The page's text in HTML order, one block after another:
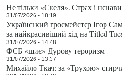
Не тільки «Скеля». Страх і
31/07/2026 - 18:19
Український гросмейстер Ігор
за найкрасивіший хід на Titled
31/07/2026 - 14:48
ФСБ «шиє» Дурову тероризм
31/07/2026 - 13:37
Михайло Ткач: за «Трухою»